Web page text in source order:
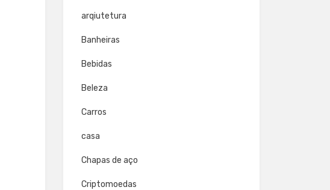
arqiutetura
Banheiras
Bebidas
Beleza
Carros
casa
Chapas de aço
Criptomoedas